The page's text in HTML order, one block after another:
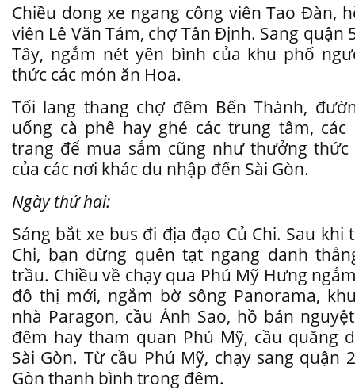
Chiều dong xe ngang công viên Tao Đàn,
viên Lê Văn Tám, chợ Tân Định. Sang quận
Tây, ngắm nét yên bình của khu phố
thức các món ăn Hoa.
Tối lang thang chợ đêm Bến Thành,
uống cà phê hay ghé các trung tâm,
trang để mua sắm cũng như thưởng thức
của các nơi khác du nhập đến Sài Gòn.
Ngày thứ hai:
Sáng bắt xe bus đi địa đạo Củ Chi. Sau khi
Chi, bạn đừng quên tạt ngang danh
trầu. Chiều về chạy qua Phú Mỹ Hưng
đô thị mới, ngắm bờ sông Panorama,
nhà Paragon, cầu Ánh Sao, hồ bán
đêm hay tham quan Phú Mỹ, cầu quăng
Sài Gòn. Từ cầu Phú Mỹ, chạy sang quận
Gòn thanh bình trong đêm.